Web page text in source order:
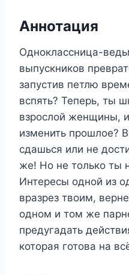
Аннотация
Одноклассница-
выпускников
запустив петлю
вспять? Теперь, ты
взрослой женщины,
изменить прошлое?
сдашься или не
же! Но не только ты
Интересы одной из
вразрез твоим,
одном и том же
предугадать
которая готова на